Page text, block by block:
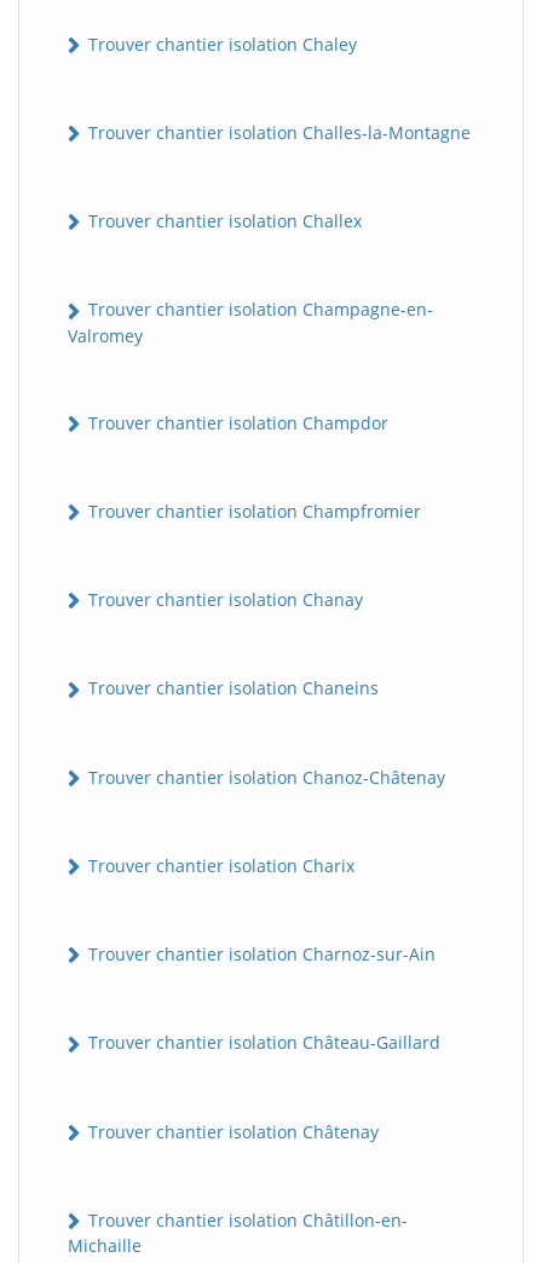
Trouver chantier isolation Chaley
Trouver chantier isolation Challes-la-Montagne
Trouver chantier isolation Challex
Trouver chantier isolation Champagne-en-
Valromey
Trouver chantier isolation Champdor
Trouver chantier isolation Champfromier
Trouver chantier isolation Chanay
Trouver chantier isolation Chaneins
Trouver chantier isolation Chanoz-Châtenay
Trouver chantier isolation Charix
Trouver chantier isolation Charnoz-sur-Ain
Trouver chantier isolation Château-Gaillard
Trouver chantier isolation Châtenay
Trouver chantier isolation Châtillon-en-
Michaille